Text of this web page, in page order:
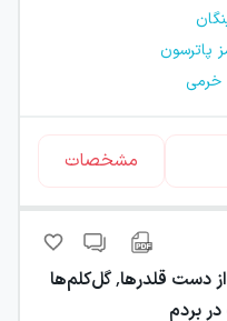
پاترسون
خرمی
مشخصات
چطور از دست قلدرها٬ گل‌کلم‌ها
بردم